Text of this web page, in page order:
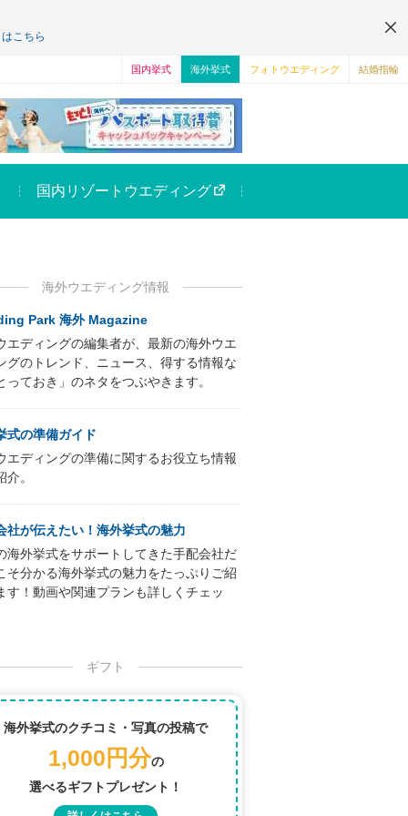
こちら
国内挙式 海外挙式 フォトウエディング 結婚指輪
国内リゾートウエディング
海外ウエディング情報
Park 海外 Magazine
エディングの編集者が、最新の海外ウエ
グのトレンド、ニュース、得する情報な
っておき」のネタをつぶやきます。
式の準備ガイド
エディングの準備に関するお役立ち情報
介。
社が伝えたい！海外挙式の魅力
海外挙式をサポートしてきた手配会社だ
そ分かる海外挙式の魅力をたっぷりご紹
す！動画や関連プランも詳しくチェッ
ギフト
海外挙式のクチコミ・写真の投稿で
1,000円分の
選べるギフトプレゼント！